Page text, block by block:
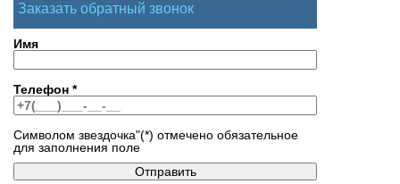
Заказать обратный звонок
Имя
Телефон *
Символом звездочка"(*) отмечено обязательное
для заполнения поле